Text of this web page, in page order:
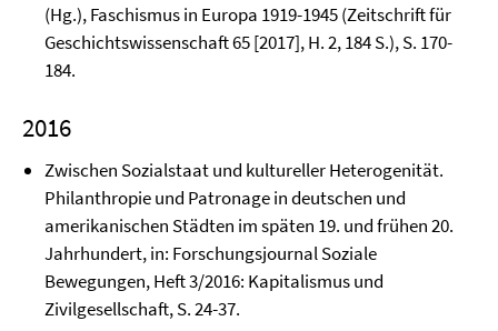
(Hg.), Faschismus in Europa 1919-1945 (Zeitschrift für
Geschichtswissenschaft 65 [2017], H. 2, 184 S.), S. 170-
184.
2016
Zwischen Sozialstaat und kultureller Heterogenität.
Philanthropie und Patronage in deutschen und
amerikanischen Städten im späten 19. und frühen 20.
Jahrhundert, in: Forschungsjournal Soziale
Bewegungen, Heft 3/2016: Kapitalismus und
Zivilgesellschaft, S. 24-37.